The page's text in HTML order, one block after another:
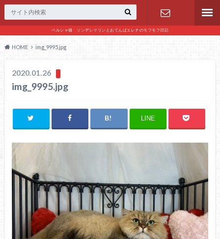
ペルシャ猫 ツンデレマリンとおてんばエレナのモフモフ日記
お問い合わ
HOME img_9995.jpg
2020.01.26
img_9995.jpg
LINE